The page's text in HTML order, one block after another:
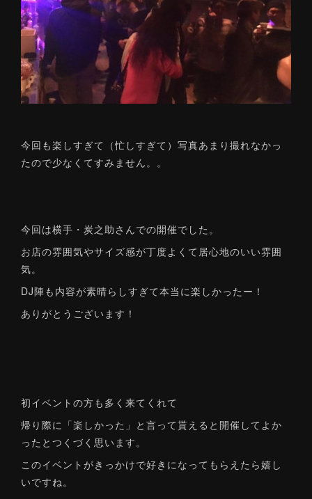
今回も楽しすぎて（忙しすぎて）写真あまり撮れなかっ
たので少なくてすみません。。
今回は横手・炭之助さんでの開催でした。
お店の雰囲気やサイズ感が丁度よくて居心地のいい雰囲
気。
DJ陣も内容が素晴らしすぎて本当に楽しかったー！
ありがとうございます！
初イベントの方も多く来てくれて
帰り際に「楽しかった」と言って貰えると開催してよか
ったとつくづく思います。
このイベントがきっかけで好きになってもらえたら嬉し
いですね。